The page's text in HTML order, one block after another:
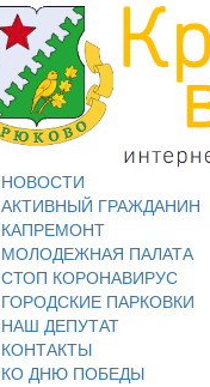
НОВОСТИ
АКТИВНЫЙ ГРАЖДАНИН
КАПРЕМОНТ
МОЛОДЕЖНАЯ ПАЛАТА
СТОП КОРОНАВИРУС
ГОРОДСКИЕ ПАРКОВКИ
НАШ ДЕПУТАТ
КОНТАКТЫ
КО ДНЮ ПОБЕДЫ